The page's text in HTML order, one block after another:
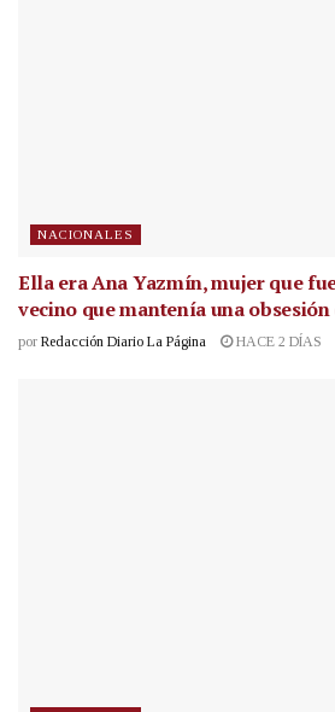
NACIONALES
Ella era Ana Yazmín, mujer que
vecino que mantenía una
por Redacción Diario La Página HACE 2 DÍAS